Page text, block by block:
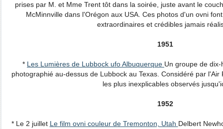
prises par M. et Mme Trent tôt dans la soirée, juste avant le
McMinnville dans l'Orégon aux USA. Ces photos d'un ovni
extraordinaires et crédibles jamais
1951
* Les Lumières de Lubbock ufo Albuquerque Un groupe de
photographié au-dessus de Lubbock au Texas. Considéré par
les plus inexplicables observés
1952
* Le 2 juillet Le film ovni couleur de Tremonton, Utah Delbert